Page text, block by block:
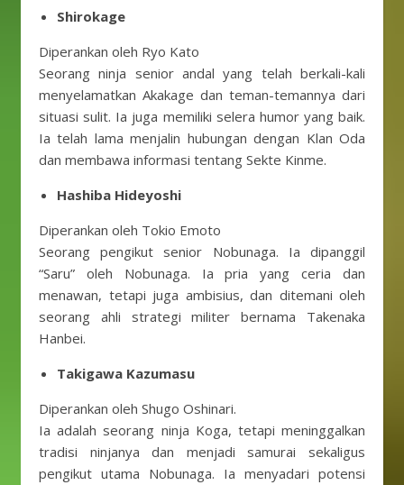
Shirokage
Diperankan oleh Ryo Kato
Seorang ninja senior andal yang telah berkali-kali
menyelamatkan Akakage dan teman-temannya dari
situasi sulit. Ia juga memiliki selera humor yang baik.
Ia telah lama menjalin hubungan dengan Klan Oda
dan membawa informasi tentang Sekte Kinme.
Hashiba Hideyoshi
Diperankan oleh Tokio Emoto
Seorang pengikut senior Nobunaga. Ia dipanggil
“Saru” oleh Nobunaga. Ia pria yang ceria dan
menawan, tetapi juga ambisius, dan ditemani oleh
seorang ahli strategi militer bernama Takenaka
Hanbei.
Takigawa Kazumasu
Diperankan oleh Shugo Oshinari.
Ia adalah seorang ninja Koga, tetapi meninggalkan
tradisi ninjanya dan menjadi samurai sekaligus
pengikut utama Nobunaga. Ia menyadari potensi